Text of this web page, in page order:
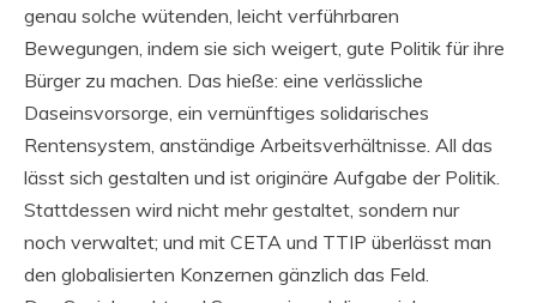
genau solche wütenden, leicht verführbaren
Bewegungen, indem sie sich weigert, gute Politik für ihre
Bürger zu machen. Das hieße: eine verlässliche
Daseinsvorsorge, ein vernünftiges solidarisches
Rentensystem, anständige Arbeitsverhältnisse. All das
lässt sich gestalten und ist originäre Aufgabe der Politik.
Stattdessen wird nicht mehr gestaltet, sondern nur
noch verwaltet; und mit CETA und TTIP überlässt man
den globalisierten Konzernen gänzlich das Feld.